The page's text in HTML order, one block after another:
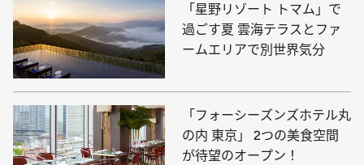
「星野リゾート トマム」で
過ごす夏 雲海テラスとファ
ームエリアで別世界気分
「フォーシーズンズホテル丸
の内 東京」 2つの美食空間
が待望のオープン！